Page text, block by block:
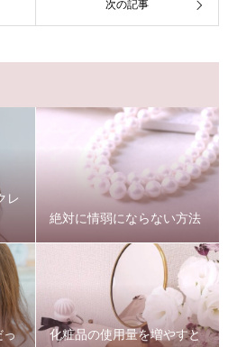
次の記事
レ
絶対に情弱にならない方法
っ
化粧品の使用量を増やすと